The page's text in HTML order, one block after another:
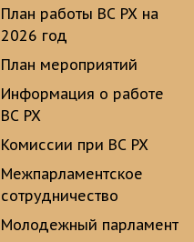
План работы ВС РХ на
2026 год
План мероприятий
Информация о работе
ВС РХ
Комиссии при ВС РХ
Межпарламентское
сотрудничество
Молодежный парламент